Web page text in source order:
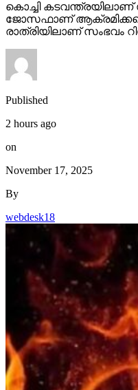
കൊച്ചി
ജോസഫാണ്
രാത്രിയിലാണ് സംഭവം
Published
2 hours ago
on
November 17, 2025
By
webdesk18